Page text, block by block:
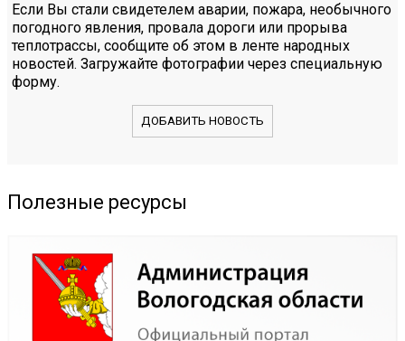
Если Вы стали свидетелем аварии, пожара, необычного
погодного явления, провала дороги или прорыва
теплотрассы, сообщите об этом в ленте народных
новостей. Загружайте фотографии через специальную
форму.
ДОБАВИТЬ НОВОСТЬ
Полезные ресурсы